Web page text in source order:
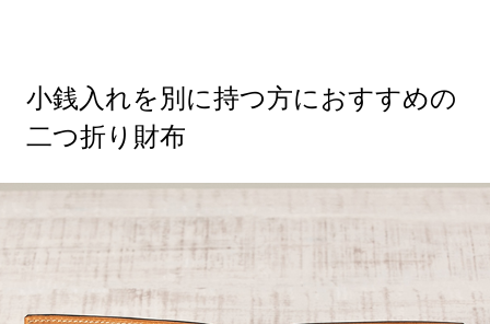
小銭入れを別に持つ方におすすめの
二つ折り財布